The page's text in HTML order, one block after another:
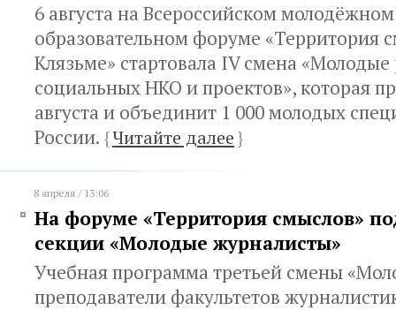
6 августа на Всероссийском молодёжном
образовательном форуме «Территория
Клязьме» стартовала IV смена
социальных НКО и проектов», которая
августа и объединит 1 000 молодых
России. {Читайте далее}
8 апреля / 13:06
На форуме «Территория смыслов»
секции «Молодые журналисты»
Учебная программа третьей смены
преподаватели факультетов